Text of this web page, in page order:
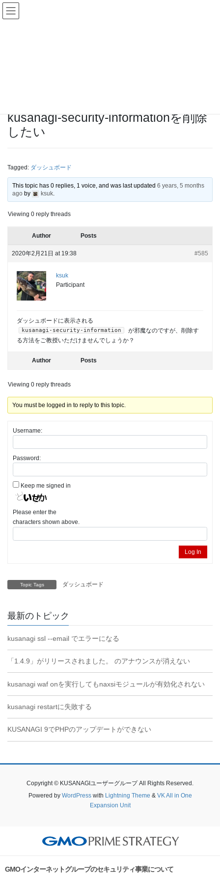
Skip
Skip
kusanagi-security-informationを削除
したい
Tagged: ダッシュボード
This topic has 0 replies, 1 voice, and was last updated6 years, 5 months
ago by ksuk.
Viewing 0 reply threads
Author Posts
2020年2月21日 at 19:38 #585
ksuk
Participant
ダッシュボードに表示される
kusanagi-security-information
が邪魔なのですが、削除す
る方法をご教授いただけませんでしょうか？
Author Posts
Viewing 0 reply threads
You must be logged in to reply to this topic.
Username:
Password:
Keep me signed in
Please enter the
characters shown above.
Log In
Topic Tags ダッシュボード
最新のトピック
kusanagi ssl --email でエラーになる
「1.4.9」がリリースされました。 のアナウンスが消えない
kusanagi waf onを実行してもnaxsiモジュールが有効化されない
kusanagi restartに失敗する
KUSANAGI 9でPHPのアップデートができない
Copyright © KUSANAGIユーザーグループ All Rights Reserved.
Powered by WordPresswith Lightning Theme & VK All in One
Expansion Unit
GMOインターネットグループのセキュリティ事業について